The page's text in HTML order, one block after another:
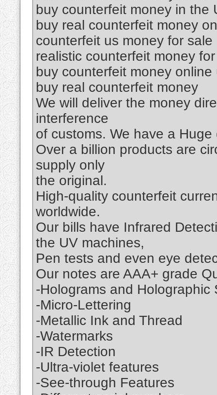
buy counterfeit money in the
buy real counterfeit money
counterfeit us money for sale
realistic counterfeit money
buy counterfeit money online
buy real counterfeit money
We will deliver the money
interference
of customs. We have a
Over a billion products are
supply only
the original.
High-quality counterfeit
worldwide.
Our bills have Infrared
the UV machines,
Pen tests and even eye
Our notes are AAA+ grade
-Holograms and Holographic
-Micro-Lettering
-Metallic Ink and Thread
-Watermarks
-IR Detection
-Ultra-violet features
-See-through Features